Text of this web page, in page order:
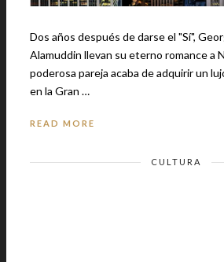
Dos años después de darse el "Sí",
Alamuddin llevan su eterno romance a
poderosa pareja acaba de adquirir un
en la Gran …
READ MORE
CULTURA